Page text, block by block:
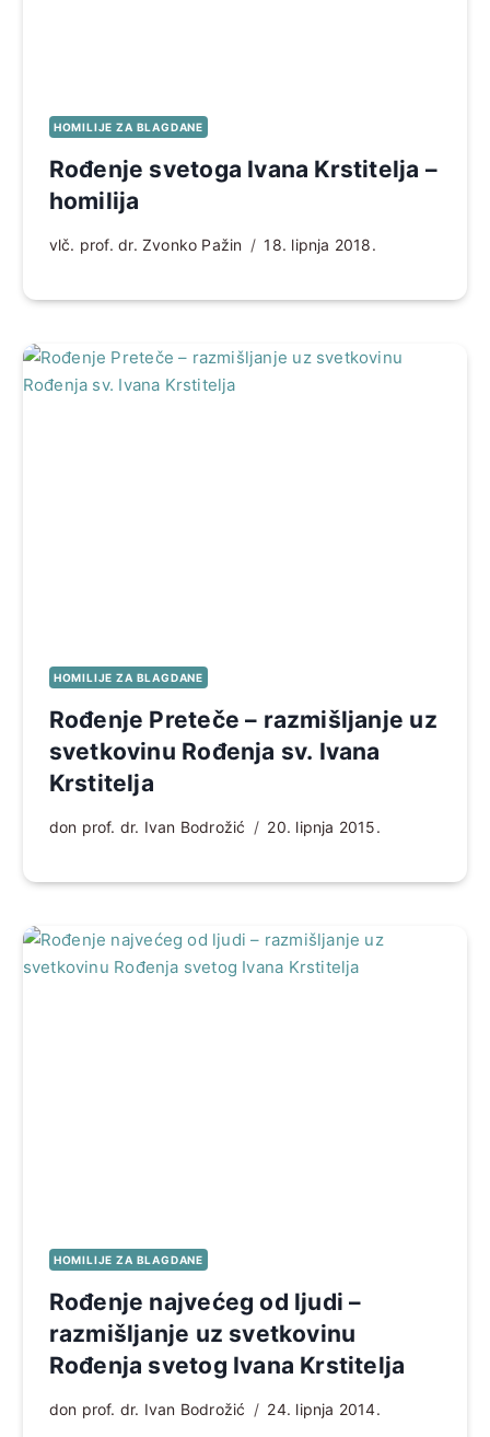
HOMILIJE ZA BLAGDANE
Rođenje svetoga Ivana Krstitelja –
homilija
vlč. prof. dr. Zvonko Pažin 18. lipnja 2018.
HOMILIJE ZA BLAGDANE
Rođenje Preteče – razmišljanje uz
svetkovinu Rođenja sv. Ivana
Krstitelja
don prof. dr. Ivan Bodrožić 20. lipnja 2015.
HOMILIJE ZA BLAGDANE
Rođenje najvećeg od ljudi –
razmišljanje uz svetkovinu
Rođenja svetog Ivana Krstitelja
don prof. dr. Ivan Bodrožić 24. lipnja 2014.